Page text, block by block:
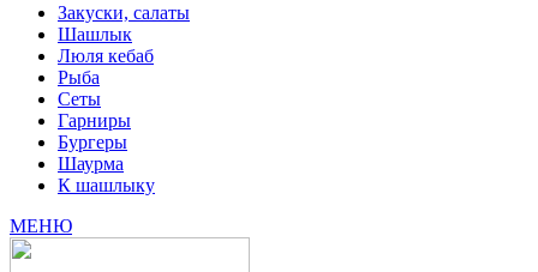
Закуски, салаты
Шашлык
Люля кебаб
Рыба
Сеты
Гарниры
Бургеры
Шаурма
К шашлыку
МЕНЮ